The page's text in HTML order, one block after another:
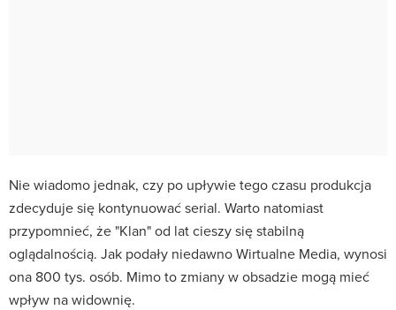
Nie wiadomo jednak, czy po upływie tego czasu produkcja
zdecyduje się kontynuować serial. Warto natomiast
przypomnieć, że "Klan" od lat cieszy się stabilną
oglądalnością. Jak podały niedawno Wirtualne Media, wynosi
ona 800 tys. osób. Mimo to zmiany w obsadzie mogą mieć
wpływ na widownię.